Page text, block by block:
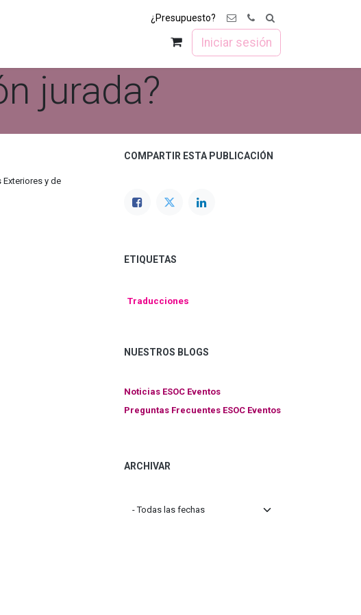
¿Presupuesto?
Foro Iniciar sesión
jurada?
y de
COMPARTIR ESTA PUBLICACIÓN
ETIQUETAS
Traducciones
NUESTROS BLOGS
Noticias ESOC Eventos
Preguntas Frecuentes ESOC Eventos
ARCHIVAR